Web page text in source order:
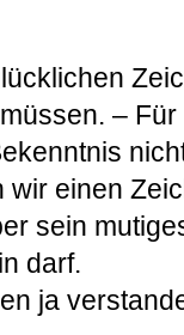
–
wir einen
sein
darf.
ja